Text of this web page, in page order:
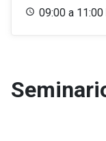
09:00 a 11:00